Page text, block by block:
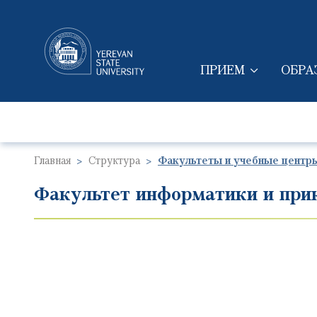
MAIN
ПРИЕМ
Главная Структура Факультеты и учебные
Факультет информатики и